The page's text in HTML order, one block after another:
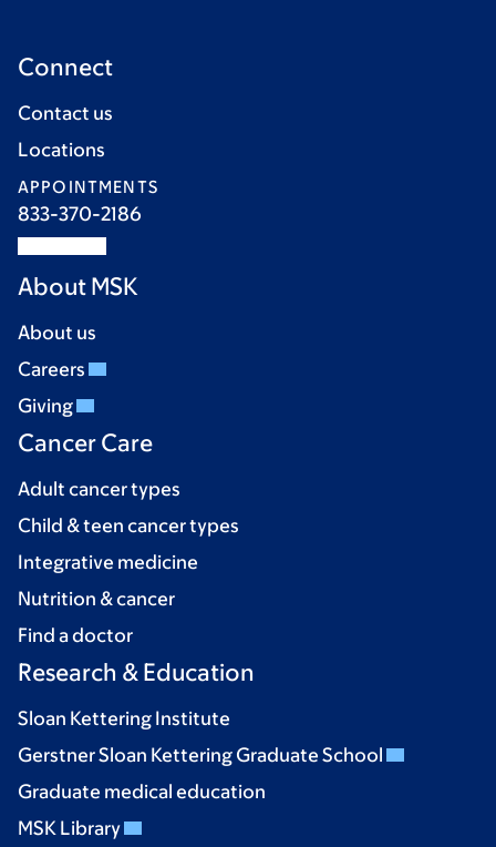
Connect
Contact us
Locations
APPOINTMENTS
833-370-2186
About MSK
About us
Careers
Giving
Cancer Care
Adult cancer types
Child & teen cancer types
Integrative medicine
Nutrition & cancer
Find a doctor
Research & Education
Sloan Kettering Institute
Gerstner Sloan Kettering Graduate School
Graduate medical education
MSK Library